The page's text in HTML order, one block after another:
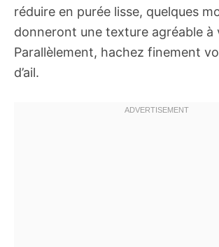
réduire en purée lisse, quelques
donneront une texture agréable à
Parallèlement, hachez finement
d’ail.